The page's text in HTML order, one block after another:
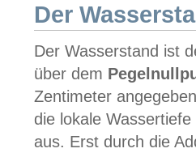
Der
Der Wasserstand ist
über dem
Zentimeter
die lokale
aus. Erst durch die